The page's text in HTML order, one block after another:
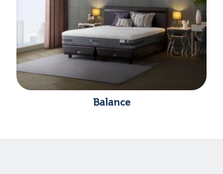
Balance